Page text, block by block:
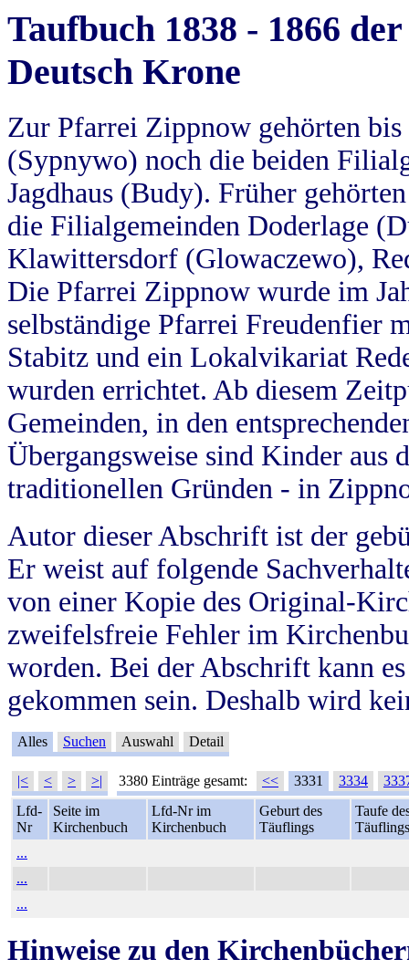
Taufbuch 1838 - 1866
Deutsch Krone
Zur Pfarrei Zippnow gehörten
(Sypnywo) noch die beiden
Jagdhaus (Budy). Früher
die Filialgemeinden Doderlage
Klawittersdorf (Glowaczewo),
Die Pfarrei Zippnow wurde im
selbständige Pfarrei Freudenfier
Stabitz und ein Lokalvikariat
wurden errichtet. Ab diesem
Gemeinden, in den
Übergangsweise sind Kinder aus
traditionellen Gründen - in
Autor dieser Abschrift ist der
Er weist auf folgende
von einer Kopie des Original-
zweifelsfreie Fehler im
worden. Bei der Abschrift kann
gekommen sein. Deshalb wird
Alles Suchen Auswahl Detail
|< < > >| 3380 Einträge gesamt: << 3331 3334
Lfd-
Nr
Seite im
Kirchenbuch
Lfd-Nr im
Kirchenbuch
Geburt des
Täuflings
Taufe
Täuflings
...
...
...
Hinweise zu den